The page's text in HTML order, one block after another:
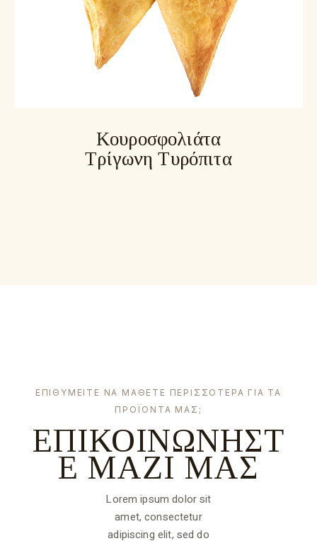
Κουροσφολιάτα
Τρίγωνη Τυρόπιτα
ΕΠΙΘΥΜΕIΤΕ ΝΑ ΜAΘΕΤΕ ΠΕΡΙΣΣOΤΕΡΑ ΓΙΑ ΤΑ
ΠΡΟΪΌΝΤΑ ΜΑΣ;
ΕΠΙΚΟΙΝΩΝΗΣΤ
Ε ΜΑΖΙ ΜΑΣ
Lorem ipsum dolor sit
amet, consectetur
adipiscing elit, sed do